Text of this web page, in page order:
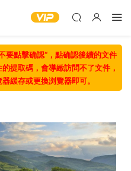
要點擊确認“，點确認後續的文件
提取碼，會導緻訪問不了文件，
緩存或更換浏覽器即可。